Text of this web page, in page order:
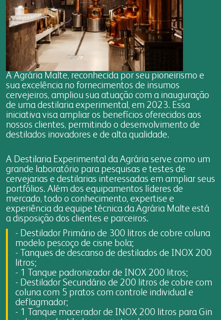
vídeo nossa conduta
programa nossa conduta
código de conduta
canal de conduta
seja fornecedor
gestão integrada
responsabilidade social
nossa cultura
autoavaliação
serviços e sistemas
webmail:
groupwise
portal do cooperado
assistência técnica
portal do colaborador
portal do crm
fapa radar
notícias fale conosco materiais
portal da privacidade colaborador cooperado
trabalhe conosco voltar para inicial
voltar para inicial
farinhas
uso industrial
uso profissional
uso doméstico
laudos
portfólio digital
portfólio resumido
onde encontrar
grits e flakes
inicial
produtos
laudos
A Agrária Malte, reconhecida por seu pioneirismo e
sua excelência no fornecimentos de insumos
cervejeiros, ampliou sua atuação com a inauguração
de uma destilaria experimental, em 2023. Essa
iniciativa visa ampliar os benefícios oferecidos aos
nossos clientes, permitindo o desenvolvimento de
destilados inovadores e de alta qualidade.
A Destilaria Experimental da Agrária serve como um
grande laboratório para pesquisas e testes de
cervejarias e destilarias interessadas em ampliar seus
portfólios. Além dos equipamentos líderes de
mercado, todo o conhecimento, expertise e
experiência da equipe técnica da Agrária Malte está
a disposição dos clientes e parceiros.
- Destilador Primário de 300 litros de cobre coluna
modelo pescoço de cisne bola;
- Tanques de descanso de destilados de INOX 200
litros;
- 1 Tanque padronizador de INOX 200 litros;
- Destilador Secundário de 200 litros de cobre com
coluna com 5 pratos com controle individual e
deflagmador;
- 1 Tanque macerador de INOX 200 litros para Gin